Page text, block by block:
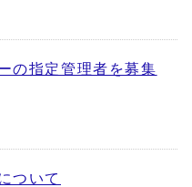
の指定管理者を募集
ついて